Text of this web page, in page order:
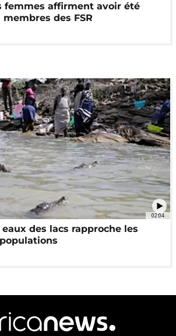
femmes affirment avoir été
des FSR
02:04
des lacs rapproche les